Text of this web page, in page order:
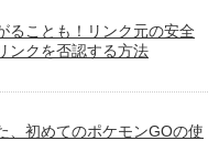
ることも！リンク元の安全
ンクを否認する方法
、初めてのポケモンGOの使